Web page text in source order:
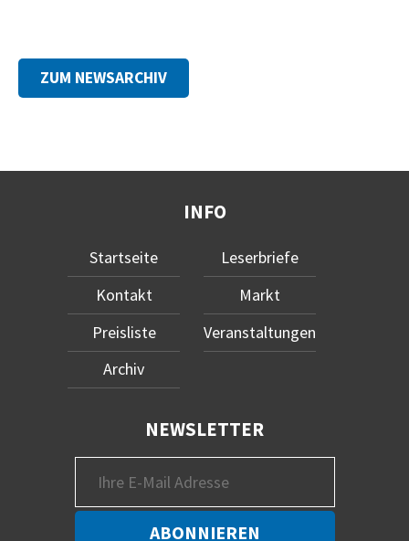
ZUM NEWSARCHIV
INFO
Startseite
Kontakt
Preisliste
Archiv
Leserbriefe
Markt
Veranstaltungen
NEWSLETTER